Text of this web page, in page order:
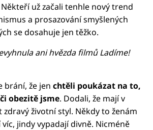
Někteří už začali tenhle nový trend
a prosazování smyšlených
se dosahuje jen těžko.
ani hvězda filmů Ladíme!
brání, že jen chtěli poukázat na to,
obezitě jsme. Dodali, že mají v
životní styl. Někdy to ženám
jindy vypadají divně. Nicméně